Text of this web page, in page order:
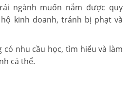
ngành muốn nắm được quy
kinh doanh, tránh bị phạt và
có nhu cầu học, tìm hiểu và làm
cá thể.